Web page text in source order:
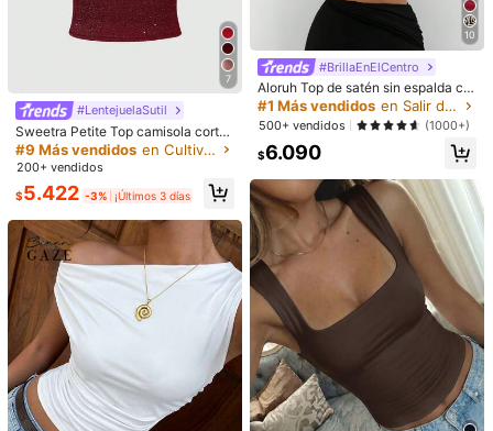
Guía de Tallas
¿No es tu talla? Dinos
Envío a Chile
Envío gratis(Pedidos ≥ $24.990)
Entrega estimada:5-10 Días laborables
Devoluciones gratuitas
Pagos seguros · Protección de privacidad
4,25 (4) Ver más
Pequeña
La talla corresponde
100%
Grande
0%
bonito(1) de buena calidad (1)
7
#LentejuelaSutil
Sweetra Petite Top camisola corto
de punto metálico con lentejuelas p
ara mujer, top sexy ajustado sin esp
#9 Más vendidos en Cultivo Camisetas sin mangas y camisetas sin ma
200+ vendidos
$5.422 -3% ¡Últimos 3 días
10
#BrillaEnElCentro
Aloruh Top de satén sin espalda co
n cuello alto para mujer, ideal para f
iestas
#1 Más vendidos en Salir de fiesta para mujeres Camisetas sin mang
500+ vendidos (1000+)
$6.090